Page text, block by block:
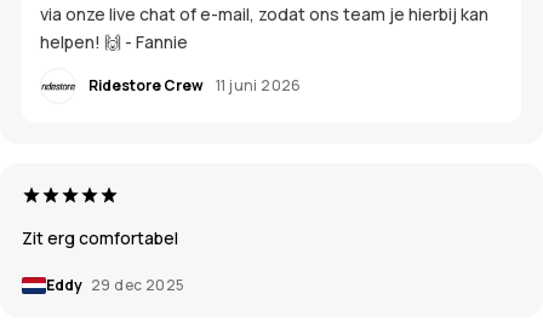
via onze live chat of e-mail, zodat ons team je hierbij kan
helpen! 🙌 - Fannie
Ridestore Crew 11 juni 2026
Zit erg comfortabel
Eddy 29 dec 2025